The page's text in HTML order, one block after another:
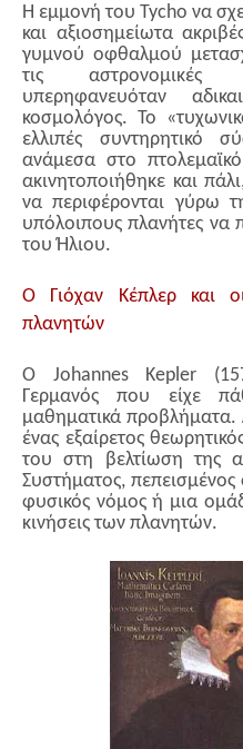
Η εμμονή του Tycho να
και αξιοσημείωτα
γυμνού οφθαλμού
τις αστρονομικές
υπερηφανευόταν
κοσμολόγος. To
ελλιπές συντηρητικό
ανάμεσα στο
ακινητοποιήθηκε και
να περιφέρονται γύρω
υπόλοιπους πλανήτες να
του Ήλιου.
Ο Γιόχαν Κέπλερ και
πλανητών
Ο Johannes Kepler
Γερμανός που είχε
μαθηματικά προβλήματα.
ένας εξαίρετος
του στη βελτίωση της
Συστήματος, πεπεισμένος
φυσικός νόμος ή μια
κινήσεις των πλανητών.